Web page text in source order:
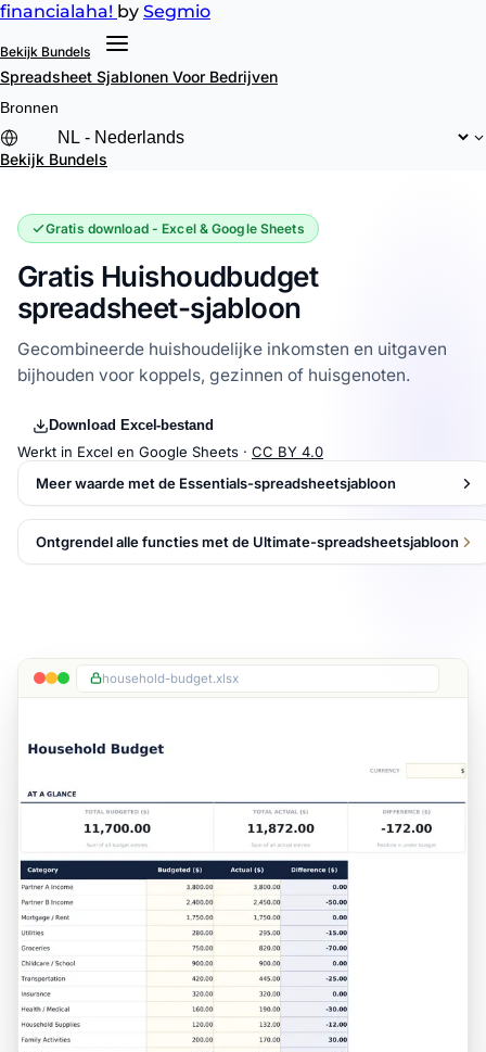
financialaha! by Segmio
Bekijk Bundels
Spreadsheet Sjablonen Voor Bedrijven
Bronnen
Bekijk Bundels
Gratis download - Excel & Google Sheets
Gratis Huishoudbudget
spreadsheet-sjabloon
Gecombineerde huishoudelijke inkomsten en uitgaven
bijhouden voor koppels, gezinnen of huisgenoten.
Download Excel-bestand
Werkt in Excel en Google Sheets · CC BY 4.0
Meer waarde met de Essentials-spreadsheetsjabloon
Ontgrendel alle functies met de Ultimate-spreadsheetsjabloon
household-budget.xlsx